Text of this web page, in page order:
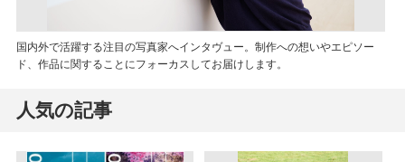
国内外で活躍する注目の写真家へインタヴュー。制作への想いやエピソー
ド、作品に関することにフォーカスしてお届けします。
人気の記事